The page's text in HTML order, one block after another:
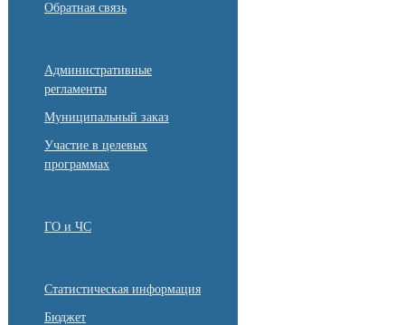
Обратная связь
Административные
регламенты
Муниципальный заказ
Участие в целевых
программах
ГО и ЧС
Статистическая информация
Бюджет